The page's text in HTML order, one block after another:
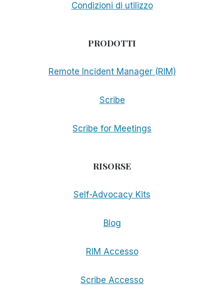
Condizioni di utilizzo
PRODOTTI
Remote Incident Manager (RIM)
Scribe
Scribe for Meetings
RISORSE
Self-Advocacy Kits
Blog
RIM Accesso
Scribe Accesso